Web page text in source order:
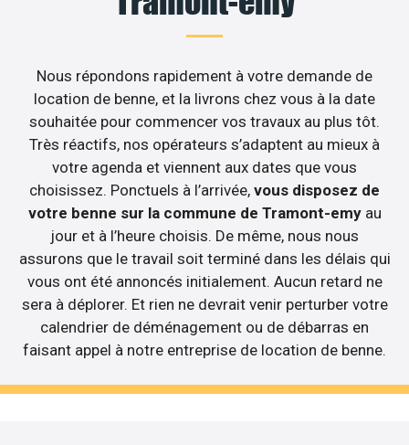
Nous répondons rapidement à votre demande de
location de benne, et la livrons chez vous à la date
souhaitée pour commencer vos travaux au plus tôt.
Très réactifs, nos opérateurs s’adaptent au mieux à
votre agenda et viennent aux dates que vous
choisissez. Ponctuels à l’arrivée, vous disposez de
votre benne sur la commune de Tramont-emy au
jour et à l’heure choisis. De même, nous nous
assurons que le travail soit terminé dans les délais qui
vous ont été annoncés initialement. Aucun retard ne
sera à déplorer. Et rien ne devrait venir perturber votre
calendrier de déménagement ou de débarras en
faisant appel à notre entreprise de location de benne.